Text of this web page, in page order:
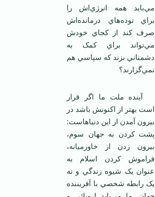
مي‌بايد همه انرژي‌اش را
براي توده‌هاي درمانده‌اش
صرف کند از کجاي خودش
مي‌تواند براي کمک به
دشمناني بزند که سپاسي هم
نمي‌گزارند؟
آينده ملت ما اگر قرار
است بهتر از اکنونش باشد در
بيرون آمدن از اين دنياهاست:
پشت کردن به جهان سوم،
بيرون زدن از خاورميانه،
فراموش کردن اسلام به
عنوان يک شيوه زندگي و نه
يک رابطه شخصي با آفريننده